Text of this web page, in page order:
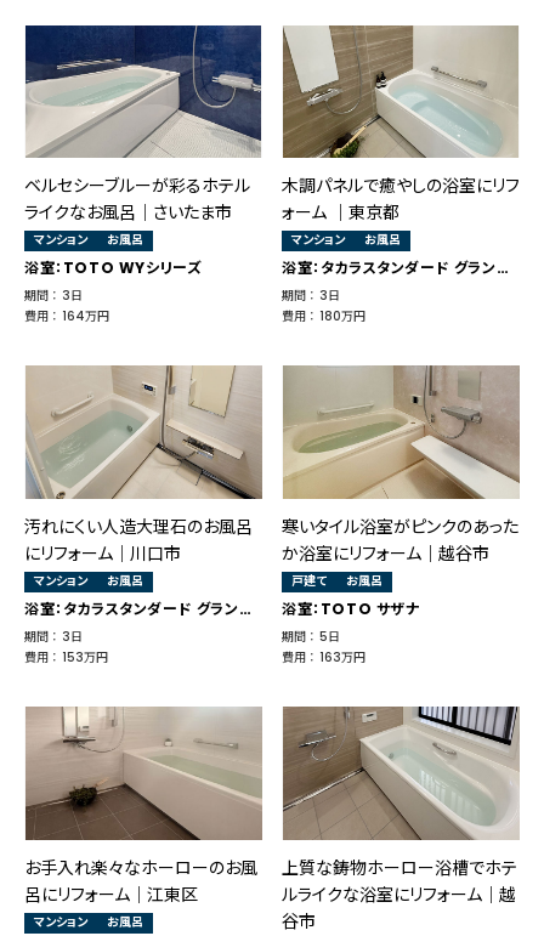
ベルセシーブルーが彩るホテル
ライクなお風呂｜さいたま市
マンション お風呂
浴室：TOTO WYシリーズ
期間 ： 3日
費用 ： 164万円
木調パネルで癒やしの浴室にリフ
ォーム ​｜東京都
マンション お風呂
浴室：タカラスタンダード グランスパ
期間 ： 3日
費用 ： 180万円
汚れにくい人造大理石のお風呂
にリフォーム｜川口市
マンション お風呂
浴室：タカラスタンダード グランスパ
期間 ： 3日
費用 ： 153万円
寒いタイル浴室がピンクのあった
か浴室にリフォーム｜越谷市
戸建て お風呂
浴室：TOTO サザナ
期間 ： 5日
費用 ： 163万円
お手入れ楽々なホーローのお風
呂にリフォーム｜江東区
マンション お風呂
上質な鋳物ホーロー浴槽でホテ
ルライクな浴室にリフォーム｜越
谷市